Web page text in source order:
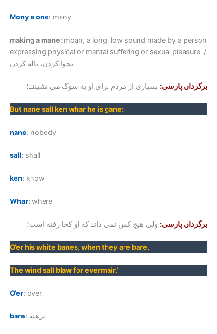
Mony a one: many
making a mane: moan, a long, low sound made by a person
expressing physical or mental suffering or sexual pleasure. /
نجوا کردن، ناله کردن
برگردان پارسی: بسیاری از مردم برای او به سوگ می نشینند؛
But nane sall ken whar he is gane:
nane: nobody
sall: shall
ken: know
Whar: where
برگردان پارسی: ولی هیچ کس نمی داند که او کجا رفته است؛
O’er his white banes, when they are bare,
The wind sall blaw for evermair.’
O’er: over
bare : برهنه